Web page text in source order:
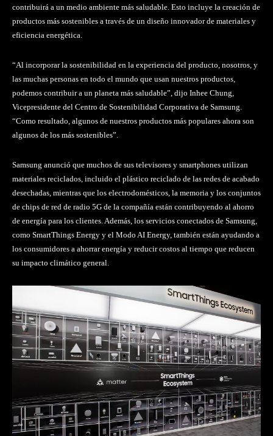
contribuirá a un medio ambiente más saludable. Esto incluye la creación de
productos más sostenibles a través de un diseño innovador de materiales y
eficiencia energética.
“Al incorporar la sostenibilidad en la experiencia del producto, nosotros, y
las muchas personas en todo el mundo que usan nuestros productos,
podemos contribuir a un planeta más saludable”, dijo Inhee Chung,
Vicepresidente del Centro de Sostenibilidad Corporativa de Samsung.
“Como resultado, algunos de nuestros productos más populares ahora son
algunos de los más sostenibles”.
Samsung anunció que muchos de sus televisores y smartphones utilizan
materiales reciclados, incluido el plástico reciclado de las redes de acabado
desechadas, mientras que los electrodomésticos, la memoria y los conjuntos
de chips de red de radio 5G de la compañía están contribuyendo al ahorro
de energía para los clientes. Además, los servicios conectados de Samsung,
como SmartThings Energy y el Modo AI Energy, también están ayudando a
los consumidores a ahorrar energía y reducir costos al tiempo que reducen
su impacto climático general.